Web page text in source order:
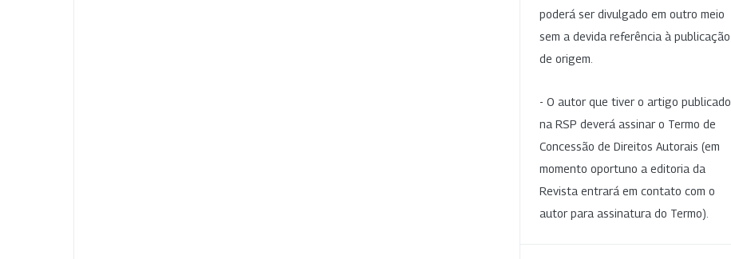
poderá ser divulgado em outro meio
sem a devida referência à publicação
de origem.
- O autor que tiver o artigo publicado
na RSP deverá assinar o Termo de
Concessão de Direitos Autorais (em
momento oportuno a editoria da
Revista entrará em contato com o
autor para assinatura do Termo).